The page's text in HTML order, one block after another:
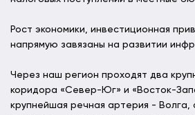
Рост экономики, инвестиционная
напрямую завязаны на развитии
Через наш регион проходят два
коридора «Север-Юг» и «Восток-
крупнейшая речная артерия - Волга,